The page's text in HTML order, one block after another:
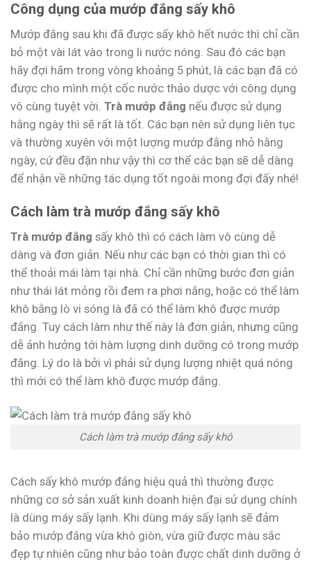
Công dụng của mướp đắng sấy khô
Mướp đắng sau khi đã được sấy khô hết nước thì chỉ cần
bỏ một vài lát vào trong li nước nóng. Sau đó các bạn
hãy đợi hãm trong vòng khoảng 5 phút, là các bạn đã có
được cho mình một cốc nước thảo dược với công dụng
vô cùng tuyệt vời. Trà mướp đắng nếu được sử dụng
hằng ngày thì sẽ rất là tốt. Các bạn nên sử dụng liên tục
và thường xuyên với một lượng mướp đắng nhỏ hằng
ngày, cứ đều đặn như vậy thì cơ thể các bạn sẽ dễ dàng
để nhận về những tác dụng tốt ngoài mong đợi đấy nhé!
Cách làm trà mướp đắng sấy khô
Trà mướp đắng sấy khô thì có cách làm vô cùng dễ
dàng và đơn giản. Nếu như các bạn có thời gian thì có
thể thoải mái làm tại nhà. Chỉ cần những bước đơn giản
như thái lát mỏng rồi đem ra phơi nắng, hoặc có thể làm
khô bằng lò vi sóng là đã có thể làm khô được mướp
đắng. Tuy cách làm như thế này là đơn giản, nhưng cũng
dễ ảnh hưởng tới hàm lượng dinh dưỡng có trong mướp
đắng. Lý do là bởi vì phải sử dụng lượng nhiệt quá nóng
thì mới có thể làm khô được mướp đắng.
Cách làm trà mướp đắng sấy khô
Cách sấy khô mướp đắng hiệu quả thì thường được
những cơ sở sản xuất kinh doanh hiện đại sử dụng chính
là dùng máy sấy lạnh. Khi dùng máy sấy lạnh sẽ đảm
bảo mướp đắng vừa khô giòn, vừa giữ được màu sắc
đẹp tự nhiên cũng như bảo toàn được chất dinh dưỡng ở